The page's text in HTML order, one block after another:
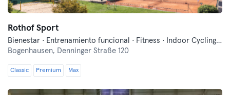
Rothof Sport
Bienestar · Entrenamiento funcional · Fitness · Indoor Cycling · Pilates · Tenis · Voley playa · Yoga
Bogenhausen, Denninger Straße 120
Classic Premium Max